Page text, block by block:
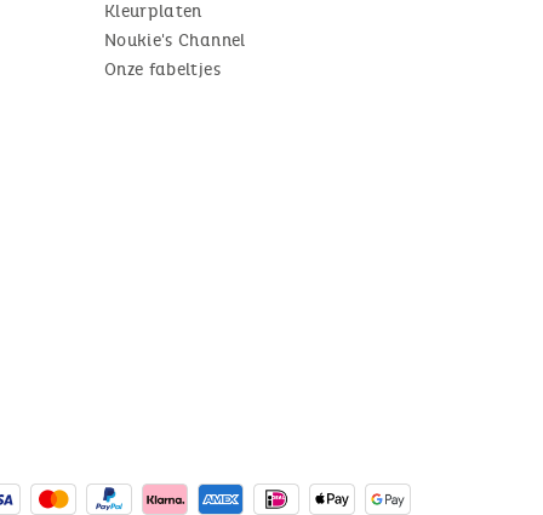
Kleurplaten
Noukie's Channel
Onze fabeltjes